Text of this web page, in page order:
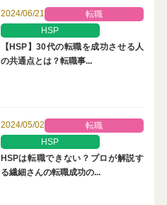
2024/06/21
転職
HSP
【HSP】30代の転職を成功させる人
の共通点とは？転職事...
2024/05/02
転職
HSP
HSPは転職できない？プロが解説す
る繊細さんの転職成功の...